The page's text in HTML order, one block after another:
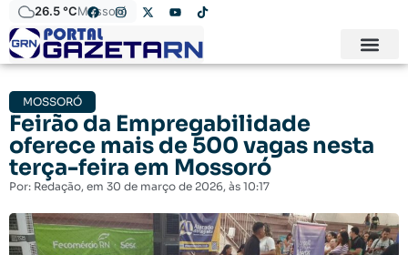
26.5 °CMossoró
MOSSORÓ
Feirão da Empregabilidade
oferece mais de 500 vagas nesta
terça-feira em Mossoró
Por: Redação, em 30 de março de 2026, às 10:17